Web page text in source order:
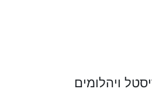
ויהלומים